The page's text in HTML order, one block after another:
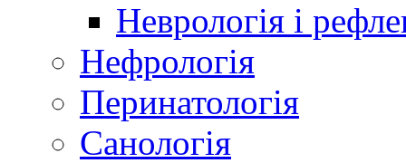
Неврологія і
Нефрологія
Перинатологія
Санологія